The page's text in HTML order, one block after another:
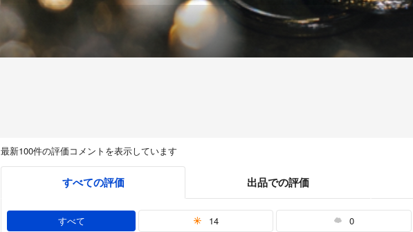
最新100件の評価コメントを表示しています
すべての評価 出品での評価
すべて 14 0